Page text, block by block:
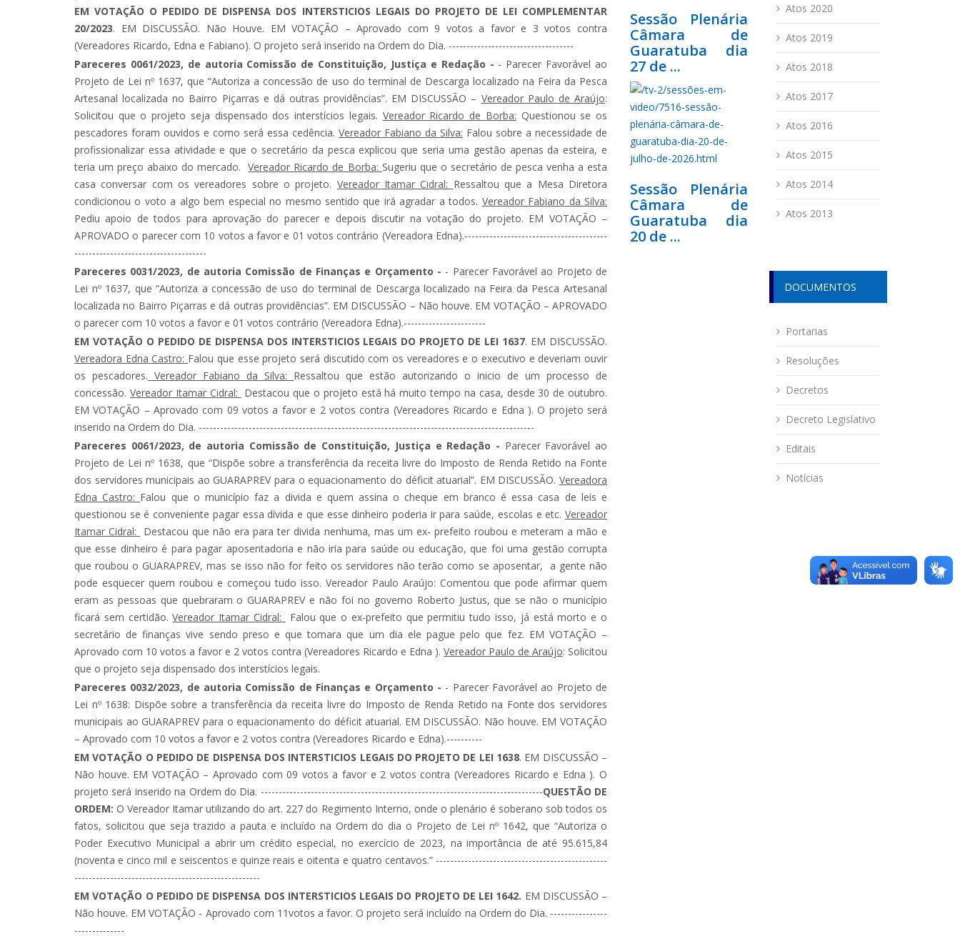
EM VOTAÇÃO O PEDIDO DE DISPENSA DOS INTERSTICIOS LEGAIS DO PROJETO DE LEI COMPLEMENTAR
20/2023. EM DISCUSSÃO. Não Houve. EM VOTAÇÃO – Aprovado com 9 votos a favor e 3 votos contra
(Vereadores Ricardo, Edna e Fabiano). O projeto será inserido na Ordem do Dia. -----------------------------------
Pareceres 0061/2023, de autoria Comissão de Constituição, Justiça e Redação - - Parecer Favorável ao
Projeto de Lei nº 1637, que “Autoriza a concessão de uso do terminal de Descarga localizado na Feira da Pesca
Artesanal localizada no Bairro Piçarras e dá outras providências”. EM DISCUSSÃO – Vereador Paulo de Araújo:
Solicitou que o projeto seja dispensado dos interstícios legais. Vereador Ricardo de Borba: Questionou se os
pescadores foram ouvidos e como será essa cedência. Vereador Fabiano da Silva: Falou sobre a necessidade de
profissionalizar essa atividade e que o secretário da pesca explicou que seria uma gestão apenas da esteira, e
teria um preço abaixo do mercado.Vereador Ricardo de Borba: Sugeriu que o secretário de pesca venha a esta
casa conversar com os vereadores sobre o projeto. Vereador Itamar Cidral: Ressaltou que a Mesa Diretora
condicionou o voto a algo bem especial no mesmo sentido que irá agradar a todos. Vereador Fabiano da Silva:
Pediu apoio de todos para aprovação do parecer e depois discutir na votação do projeto. EM VOTAÇÃO –
APROVADO o parecer com 10 votos a favor e 01 votos contrário (Vereadora Edna).----------------------------------------
-------------------------------------
Pareceres 0031/2023, de autoria Comissão de Finanças e Orçamento - - Parecer Favorável ao Projeto de
Lei nº 1637, que “Autoriza a concessão de uso do terminal de Descarga localizado na Feira da Pesca Artesanal
localizada no Bairro Piçarras e dá outras providências”. EM DISCUSSÃO – Não houve. EM VOTAÇÃO – APROVADO
o parecer com 10 votos a favor e 01 votos contrário (Vereadora Edna).-----------------------
EM VOTAÇÃO O PEDIDO DE DISPENSA DOS INTERSTICIOS LEGAIS DO PROJETO DE LEI 1637. EM DISCUSSÃO.
Vereadora Edna Castro: Falou que esse projeto será discutido com os vereadores e o executivo e deveriam ouvir
os pescadores. Vereador Fabiano da Silva: Ressaltou que estão autorizando o inicio de um processo de
concessão. Vereador Itamar Cidral: Destacou que o projeto está há muito tempo na casa, desde 30 de outubro.
EM VOTAÇÃO – Aprovado com 09 votos a favor e 2 votos contra (Vereadores Ricardo e Edna ). O projeto será
inserido na Ordem do Dia. ----------------------------------------------------------------------------------------------
Pareceres 0061/2023, de autoria Comissão de Constituição, Justiça e Redação - Parecer Favorável ao
Projeto de Lei nº 1638, que “Dispõe sobre a transferência da receita livre do Imposto de Renda Retido na Fonte
dos servidores municipais ao GUARAPREV para o equacionamento do déficit atuarial”. EM DISCUSSÃO. Vereadora
Edna Castro: Falou que o município faz a divida e quem assina o cheque em branco é essa casa de leis e
questionou se é conveniente pagar essa dívida e que esse dinheiro poderia ir para saúde, escolas e etc. Vereador
Itamar Cidral:
Destacou que não era para ter divida nenhuma, mas um ex- prefeito roubou e meteram a mão e
que esse dinheiro é para pagar aposentadoria e não iria para saúde ou educação, que foi uma gestão corrupta
que roubou o GUARAPREV, mas se isso não for feito os servidores não terão como se aposentar, a gente não
pode esquecer quem roubou e começou tudo isso. Vereador Paulo Araújo: Comentou que pode afirmar quem
eram as pessoas que quebraram o GUARAPREV e não foi no governo Roberto Justus, que se não o município
ficará sem certidão.Vereador Itamar Cidral:
Falou que o ex-prefeito que permitiu tudo isso, já está morto e o
secretário de finanças vive sendo preso e que tomara que um dia ele pague pelo que fez. EM VOTAÇÃO –
Aprovado com 10 votos a favor e 2 votos contra (Vereadores Ricardo e Edna ). Vereador Paulo de Araújo: Solicitou
que o projeto seja dispensado dos interstícios legais.
Pareceres 0032/2023, de autoria Comissão de Finanças e Orçamento - - Parecer Favorável ao Projeto de
Lei nº 1638: Dispõe sobre a transferência da receita livre do Imposto de Renda Retido na Fonte dos servidores
municipais ao GUARAPREV para o equacionamento do déficit atuarial. EM DISCUSSÃO. Não houve. EM VOTAÇÃO
– Aprovado com 10 votos a favor e 2 votos contra (Vereadores Ricardo e Edna).----------
EM VOTAÇÃO O PEDIDO DE DISPENSA DOS INTERSTICIOS LEGAIS DO PROJETO DE LEI 1638. EM DISCUSSÃO –
Não houve. EM VOTAÇÃO – Aprovado com 09 votos a favor e 2 votos contra (Vereadores Ricardo e Edna ). O
projeto será inserido na Ordem do Dia. -------------------------------------------------------------------------------QUESTÃO DE
ORDEM: O Vereador Itamar utilizando do art. 227 do Regimento Interno, onde o plenário é soberano sob todos os
fatos, solicitou que seja trazido a pauta e incluído na Ordem do dia o Projeto de Lei nº 1642, que “Autoriza o
Poder Executivo Municipal a abrir um crédito especial, no exercício de 2023, na importância de até 95.615,84
(noventa e cinco mil e seiscentos e quinze reais e oitenta e quatro centavos.” ------------------------------------------------
----------------------------------------------------
EM VOTAÇÃO O PEDIDO DE DISPENSA DOS INTERSTICIOS LEGAIS DO PROJETO DE LEI 1642. EM DISCUSSÃO –
Não houve. EM VOTAÇÃO - Aprovado com 11votos a favor. O projeto será incluído na Ordem do Dia. ----------------
--------------
Sessão Plenária
Câmara de
Guaratuba dia
27 de ...
Sessão Plenária
Câmara de
Guaratuba dia
20 de ...
Atos 2020
Atos 2019
Atos 2018
Atos 2017
Atos 2016
Atos 2015
Atos 2014
Atos 2013
DOCUMENTOS
Portarias
Resoluções
Decretos
Decreto Legislativo
Editais
Notícias